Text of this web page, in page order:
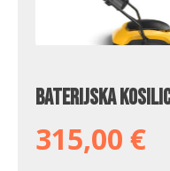
Baterijska
315,00 €